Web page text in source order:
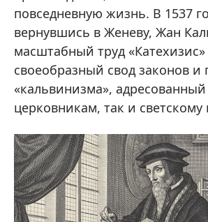
повседневную жизнь. В 1537
вернувшись в Женеву, Жан
масштабный труд «Катехизис»
своеобразный свод законов и
«кальвинизма», адресованный
церковникам, так и